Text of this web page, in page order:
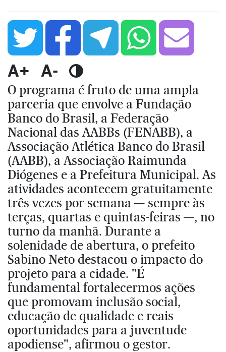
A+ A-
O programa é fruto de uma ampla
parceria que envolve a Fundação
Banco do Brasil, a Federação
Nacional das AABBs (FENABB), a
Associação Atlética Banco do Brasil
(AABB), a Associação Raimunda
Diógenes e a Prefeitura Municipal. As
atividades acontecem gratuitamente
três vezes por semana — sempre às
terças, quartas e quintas-feiras —, no
turno da manhã. Durante a
solenidade de abertura, o prefeito
Sabino Neto destacou o impacto do
projeto para a cidade. "É
fundamental fortalecermos ações
que promovam inclusão social,
educação de qualidade e reais
oportunidades para a juventude
apodiense", afirmou o gestor.